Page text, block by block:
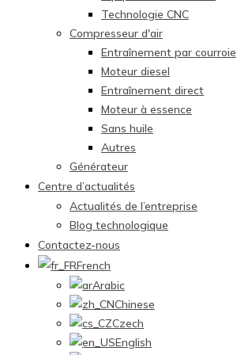
Technologie CNC
Compresseur d'air
Entraînement par courroie
Moteur diesel
Entraînement direct
Moteur à essence
Sans huile
Autres
Générateur
Centre d’actualités
Actualités de l’entreprise
Blog technologique
Contactez-nous
French
Arabic
Chinese
Czech
English